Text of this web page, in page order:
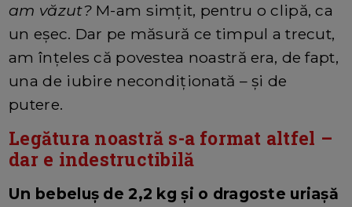
am văzut?M-am simțit, pentru o clipă, ca
un eșec. Dar pe măsură ce timpul a trecut,
am înțeles că povestea noastră era, de fapt,
una de iubire necondiționată – și de
putere.
Legătura noastră s-a format altfel –
dar e indestructibilă
Un bebeluș de 2,2 kg și o dragoste uriașă